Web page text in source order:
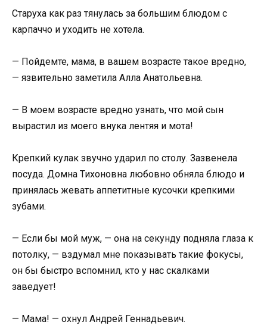
Старуха как раз тянулась за большим блюдом с
карпаччо и уходить не хотела.
— Пойдемте, мама, в вашем возрасте такое вредно,
— язвительно заметила Алла Анатольевна.
— В моем возрасте вредно узнать, что мой сын
вырастил из моего внука лентяя и мота!
Крепкий кулак звучно ударил по столу. Зазвенела
посуда. Домна Тихоновна любовно обняла блюдо и
принялась жевать аппетитные кусочки крепкими
зубами.
— Если бы мой муж, — она на секунду подняла глаза к
потолку, — вздумал мне показывать такие фокусы,
он бы быстро вспомнил, кто у нас скалками
заведует!
— Мама! — охнул Андрей Геннадьевич.